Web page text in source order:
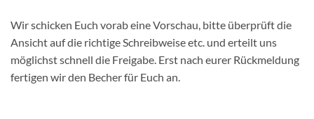
Wir schicken Euch vorab eine Vorschau, bitte überprüft die
Ansicht auf die richtige Schreibweise etc. und erteilt uns
möglichst schnell die Freigabe. Erst nach eurer Rückmeldung
fertigen wir den Becher für Euch an.